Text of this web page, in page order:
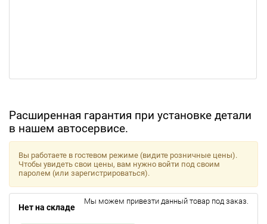
Расширенная гарантия при установке детали
в нашем автосервисе.
Вы работаете в гостевом режиме (видите розничные цены).
Чтобы увидеть свои цены, вам нужно войти под своим
паролем (или зарегистрироваться).
Нет на складе
Мы можем привезти данный товар под заказ.